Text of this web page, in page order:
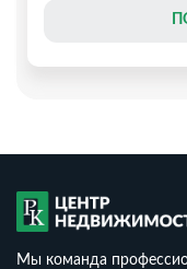
Мы команда